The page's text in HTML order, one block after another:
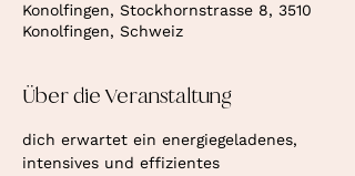
Konolfingen, Stockhornstrasse 8, 3510
Konolfingen, Schweiz
Über die Veranstaltung
dich erwartet ein energiegeladenes,
intensives und effizientes